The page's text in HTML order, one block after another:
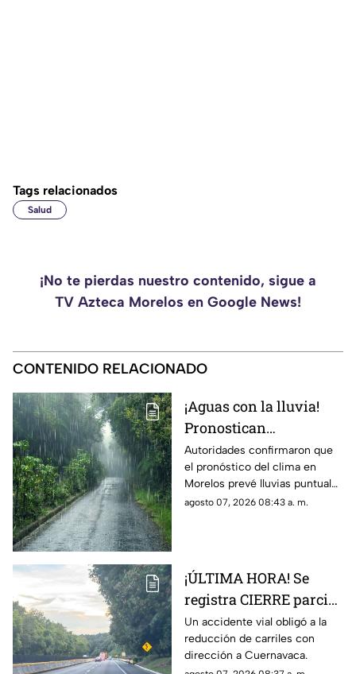
Tags relacionados
Salud
¡No te pierdas nuestro contenido, sigue a
TV Azteca Morelos en Google News!
CONTENIDO RELACIONADO
¡Aguas con la lluvia!
Pronostican
precipitaciones muy
fuertes en Morelos
HOY; Lista de
municipios más
Autoridades confirmaron que
el pronóstico del clima en
Morelos prevé lluvias puntuales
muy fuertes de 50 a 75 mm
agosto 07, 2026 08:43 a. m.
¡ÚLTIMA HORA! Se
registra CIERRE parcial
en la autopista México-
Cuernavaca; esto pasó
Un accidente vial obligó a la
reducción de carriles con
dirección a Cuernavaca.